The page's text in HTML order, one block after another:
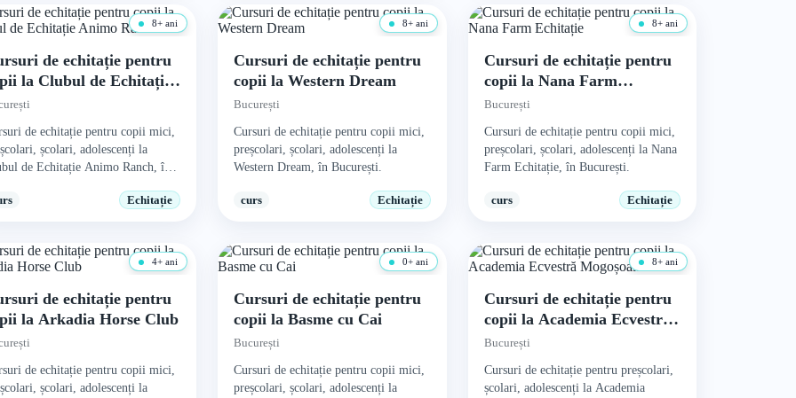
8+ ani
de echitație pentru
la Clubul de Echitație
Ranch
de echitație pentru copii mici,
școlari, adolescenți la
de Echitație Animo Ranch, în
Echitație
8+ ani
Cursuri de echitație pentru
copii la Western Dream
București
Cursuri de echitație pentru copii mici,
preșcolari, școlari, adolescenți la
Western Dream, în București.
curs Echitație
8+ ani
Cursuri de echitație pentru
copii la Nana Farm
Echitație
București
Cursuri de echitație pentru copii mici,
preșcolari, școlari, adolescenți la Nana
Farm Echitație, în București.
curs Echitație
4+ ani
de echitație pentru
la Arkadia Horse Club
de echitație pentru copii mici,
școlari, adolescenți la
0+ ani
Cursuri de echitație pentru
copii la Basme cu Cai
București
Cursuri de echitație pentru copii mici,
preșcolari, școlari, adolescenți la
8+ ani
Cursuri de echitație pentru
copii la Academia Ecvestră
Mogoșoaia
București
Cursuri de echitație pentru preșcolari,
școlari, adolescenți la Academia